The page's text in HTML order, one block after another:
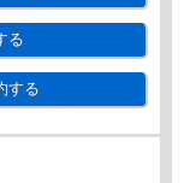
る
する